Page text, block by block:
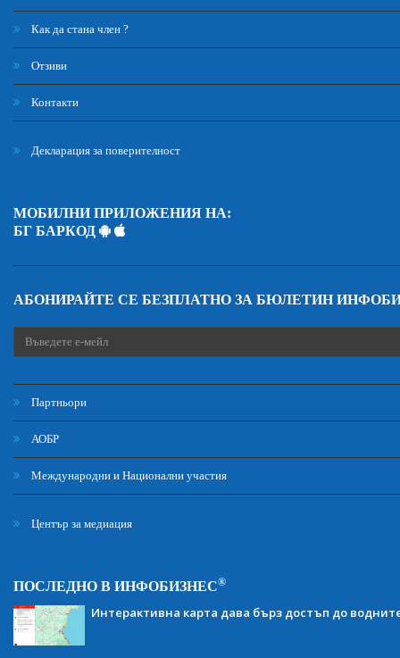
Как да стана член ?
Отзиви
Контакти
Декларация за поверителност
МОБИЛНИ ПРИЛОЖЕНИЯ НА:
БГ БАРКОД
АБОНИРАЙТЕ СЕ БЕЗПЛАТНО ЗА БЮЛЕТИН
Партньори
АОБР
Международни и Национални участия
Център за медиация
ПОСЛЕДНО В ИНФОБИЗНЕС®
Интерактивна карта дава бърз достъп до